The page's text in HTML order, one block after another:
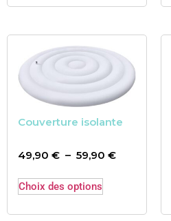
Couverture isolante
49,90 € – 59,90 €
Choix des options